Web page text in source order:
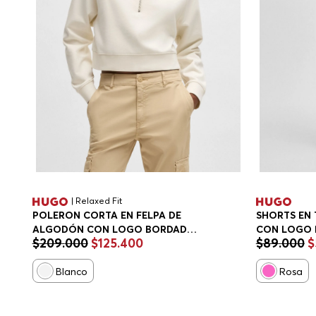
| Relaxed Fit
POLERON CORTA EN FELPA DE
ALGODÓN CON LOGO BORDADO
SUDADERA RELAXED FIT MUJER
$209.000 $125.400
Blanco
SHORTS EN
CON LOGO
$89.000 $
Rosa